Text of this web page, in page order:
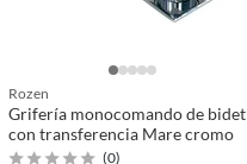
Rozen
Grifería monocomando de bidet
con transferencia Mare cromo
(0)